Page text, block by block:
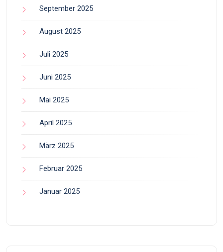
September 2025
August 2025
Juli 2025
Juni 2025
Mai 2025
April 2025
März 2025
Februar 2025
Januar 2025